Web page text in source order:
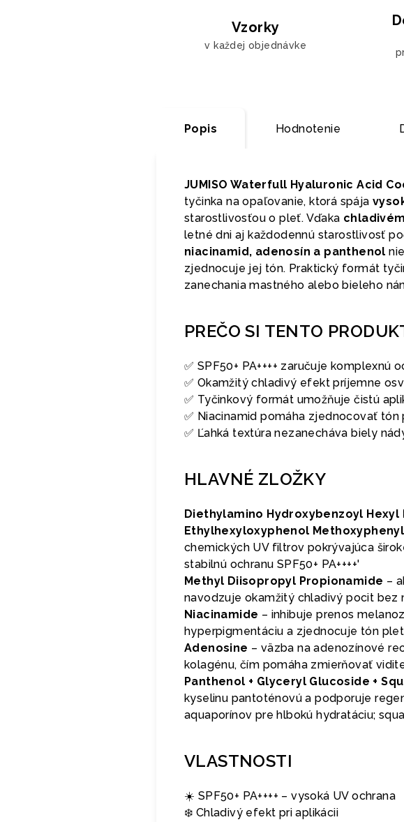
Vzorky
v každej objednávke
Popis Hodnotenie
JUMISO Waterfull Hyaluronic Acid
tyčinka na opaľovanie, ktorá spája
starostlivosťou o pleť. Vďaka
letné dni aj každodennú starostlivosť
niacinamid, adenosín a panthenol
zjednocuje jej tón. Praktický formát
zanechania mastného alebo bieleho
PREČO SI TENTO
✅ SPF50+ PA++++ zaručuje komplexnú
✅ Okamžitý chladivý efekt príjemne
✅ Tyčinkový formát umožňuje čistú
✅ Niacinamid pomáha zjednocovať
✅ Ľahká textúra nezanecháva biely
HLAVNÉ ZLOŽKY
Diethylamino Hydroxybenzoyl Hexyl
Ethylhexyloxyphenol
chemických UV filtrov pokrývajúca
stabilnú ochranu SPF50+ PA++++'
Methyl Diisopropyl Propionamide –
navodzuje okamžitý chladivý pocit bez
Niacinamide – inhibuje prenos
hyperpigmentáciu a zjednocuje tón
Adenosine – väzba na adenozínové
kolagénu, čím pomáha zmierňovať
Panthenol + Glyceryl Glucoside +
kyselinu pantoténovú a podporuje
aquaporínov pre hlbokú hydratáciu;
VLASTNOSTI
☀️ SPF50+ PA++++ – vysoká UV ochrana
❄️ Chladivý efekt pri aplikácii